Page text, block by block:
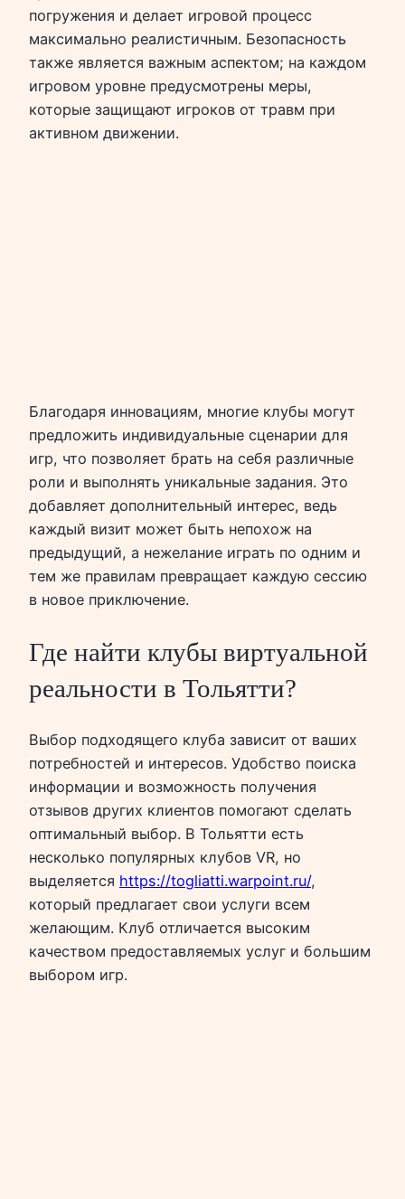
погружения и делает игровой процесс
максимально реалистичным. Безопасность
также является важным аспектом; на каждом
игровом уровне предусмотрены меры,
которые защищают игроков от травм при
активном движении.
Благодаря инновациям, многие клубы могут
предложить индивидуальные сценарии для
игр, что позволяет брать на себя различные
роли и выполнять уникальные задания. Это
добавляет дополнительный интерес, ведь
каждый визит может быть непохож на
предыдущий, а нежелание играть по одним и
тем же правилам превращает каждую сессию
в новое приключение.
Где найти клубы виртуальной
реальности в Тольятти?
Выбор подходящего клуба зависит от ваших
потребностей и интересов. Удобство поиска
информации и возможность получения
отзывов других клиентов помогают сделать
оптимальный выбор. В Тольятти есть
несколько популярных клубов VR, но
выделяется https://togliatti.warpoint.ru/,
который предлагает свои услуги всем
желающим. Клуб отличается высоким
качеством предоставляемых услуг и большим
выбором игр.